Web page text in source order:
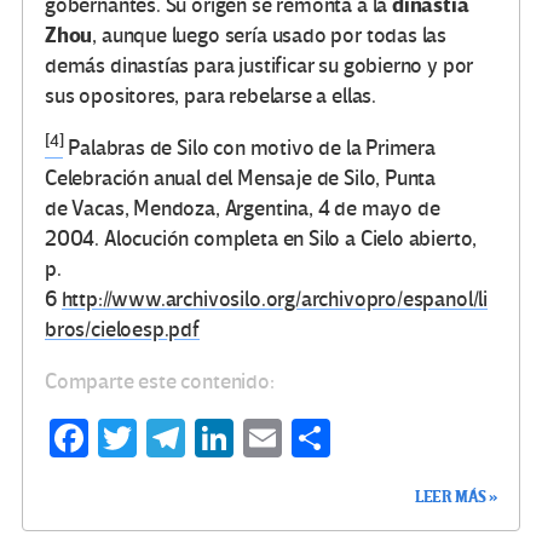
gobernantes. Su origen se remonta a la
Zhou, aunque luego sería usado por todas las
demás dinastías para justificar su gobierno y por
sus opositores, para rebelarse a ellas.
[4] Palabras de Silo con motivo de la Primera
Celebración anual del Mensaje de Silo, Punta
de Vacas, Mendoza, Argentina, 4 de mayo de
2004. Alocución completa en Silo a Cielo abierto,
p.
6 http://www.archivosilo.org/archivopro/espanol/li
bros/cieloesp.pdf
Comparte este contenido:
Fa T
Te Li
E
LEER MÁS »